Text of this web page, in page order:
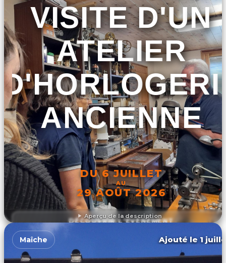
Aperçu de la description
VISITE D'UN
ATELIER
ANCIENNE
DU 6 JUILLET
AU
29 AOÛT 2026
DÉCOUVRIR L'ÉVÉNEMENT
Maîche Ajouté le 1